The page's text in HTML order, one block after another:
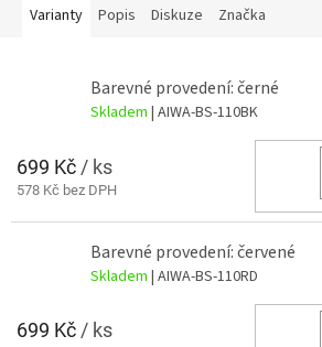
Varianty Popis Diskuze Značka
Barevné provedení: černé
Skladem | AIWA-BS-110BK
699 Kč / ks
578 Kč bez DPH
Barevné provedení: červené
Skladem | AIWA-BS-110RD
699 Kč / ks